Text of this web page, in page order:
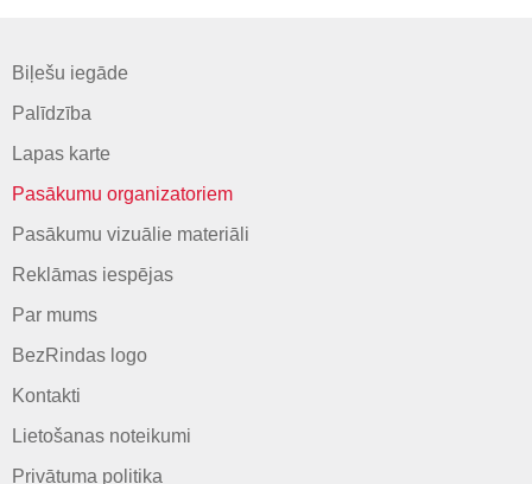
Biļešu iegāde
Palīdzība
Lapas karte
Pasākumu organizatoriem
Pasākumu vizuālie materiāli
Reklāmas iespējas
Par mums
BezRindas logo
Kontakti
Lietošanas noteikumi
Privātuma politika